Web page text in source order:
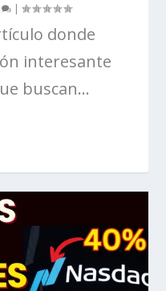
|
donde
interesante
buscan...